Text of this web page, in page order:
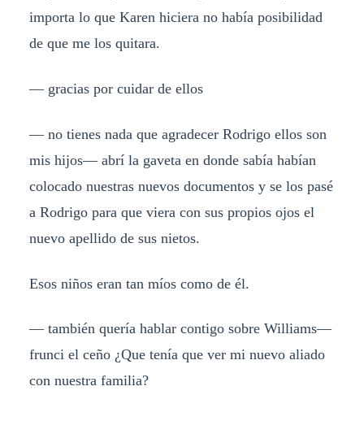
importa lo que Karen hiciera no había posibilidad
de que me los quitara.
— gracias por cuidar de ellos
— no tienes nada que agradecer Rodrigo ellos son
mis hijos— abrí la gaveta en donde sabía habían
colocado nuestras nuevos documentos y se los pasé
a Rodrigo para que viera con sus propios ojos el
nuevo apellido de sus nietos.
Esos niños eran tan míos como de él.
— también quería hablar contigo sobre Williams—
frunci el ceño ¿Que tenía que ver mi nuevo aliado
con nuestra familia?